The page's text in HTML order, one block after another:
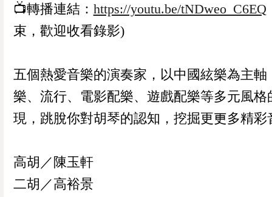
📺轉播連結： https://youtu.be/tNDweo_C6EQ
束，歡迎收看錄影)
五個熱愛音樂的演奏家，以中國絃樂為主軸
樂、流行、電影配樂、遊戲配樂等多元風格
現，跳脫你對胡琴的認知，挖掘更更多精彩
高胡／陳玉軒
二胡／高裕景